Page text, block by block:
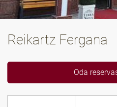
Reikartz Fergana
Oda